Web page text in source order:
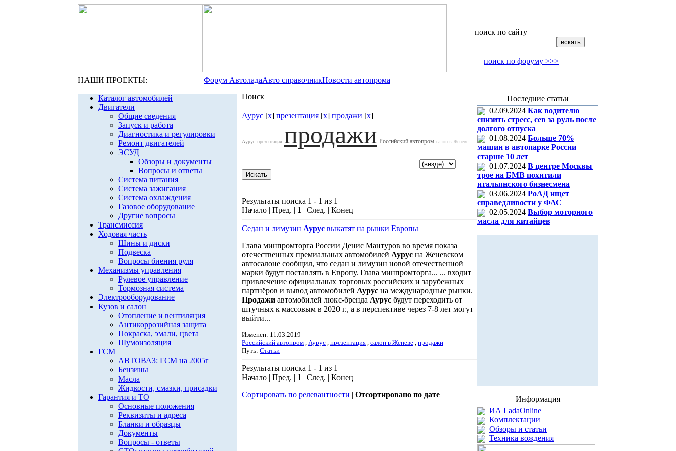
поиск по сайту
поиск по форуму >>>
НАШИ ПРОЕКТЫ: Форум АвтоладаАвто справочникНовости автопрома
Каталог автомобилей
Двигатели
Общие сведения
Запуск и работа
Диагностика и регулировки
Ремонт двигателей
ЭСУД
Обзоры и документы
Вопросы и ответы
Система питания
Система зажигания
Система охлаждения
Газовое оборудование
Другие вопросы
Трансмиссия
Ходовая часть
Шины и диски
Подвеска
Вопросы биения руля
Механизмы управления
Рулевое управление
Тормозная система
Электрооборудование
Кузов и салон
Отопление и вентиляция
Антикоррозийная защита
Покраска, эмали, цвета
Шумоизоляция
ГСМ
АВТОВАЗ: ГСМ на 2005г
Бензины
Масла
Жидкости, смазки, присадки
Гарантия и ТО
Основные положения
Реквизиты и адреса
Бланки и образцы
Документы
Вопросы - ответы
Поиск
Аурус [x] презентация [x] продажи [x]
Аурус презентация продажи Российский автопром салон в Женеве
Результаты поиска 1 - 1 из 1
Начало | Пред. | 1 | След. | Конец
Седан и лимузин Аурус выкатят на рынки Европы
Глава минпромторга России Денис Мантуров во время показа
отечественных премиальных автомобилей Аурус на Женевском
автосалоне сообщил, что седан и лимузин новой отечественной
марки будут поставлять в Европу. Глава минпромторга... ... входит
привлечение официальных торговых российских и зарубежных
партнёров и вывод автомобилей Аурус на международные рынки.
Продажи автомобилей люкс-бренда Аурус будут переходить от
штучных к массовым в 2020 г., а в перспективе через 7-8 лет могут
выйти...
Изменен: 11.03.2019
Российский автопром , Аурус , презентация , салон в Женеве , продажи
Путь: Статьи
Результаты поиска 1 - 1 из 1
Начало | Пред. | 1 | След. | Конец
Сортировать по релевантности | Отсортировано по дате
Последние статьи
02.09.2024 Как водителю
снизить стресс, сев за руль после
долгого отпуска
01.08.2024 Больше 70%
машин в автопарке России
старше 10 лет
01.07.2024 В центре Москвы
трое на БМВ похитили
итальянского бизнесмена
03.06.2024 РоАД ищет
справедливости у ФАС
02.05.2024 Выбор моторного
масла для китайцев
Информация
ИА LadaOnline
Комплектации
Обзоры и статьи
Техника вождения